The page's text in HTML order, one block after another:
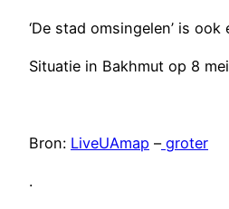
‘De stad omsingelen’ is ook
Situatie in Bakhmut op 8
Bron: LiveUAmap –groter
.